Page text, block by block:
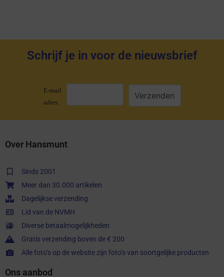
Schrijf je in voor de nieuwsbrief
E-mail
adres:
Over Hansmunt
Sinds 2001
Meer dan 30.000 artikelen
Dagelijkse verzending
Lid van de NVMH
Diverse betaalmogelijkheden
Gratis verzending boven de € 200
Alle foto’s op de website zijn foto’s van soortgelijke producten
Ons aanbod